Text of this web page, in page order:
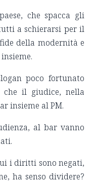
che spacca gli
a schierarsi per il
della modernità e
poco fortunato
che il giudice, nella
insieme al PM.
al bar vanno
i diritti sono negati,
ha senso dividere?